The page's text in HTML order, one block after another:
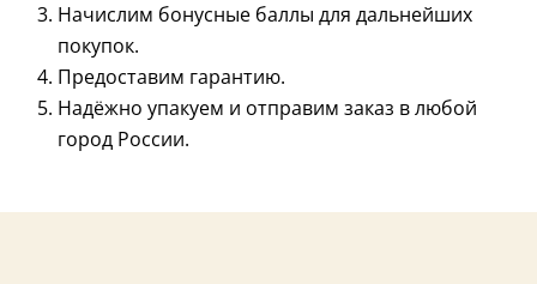
Начислим бонусные баллы для дальнейших
покупок.
Предоставим гарантию.
Надёжно упакуем и отправим заказ в любой
город России.